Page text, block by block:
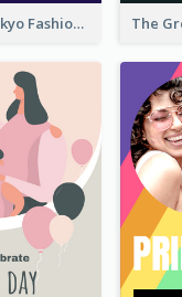
Neon Stylish Tokyo Fashion Night Sale Instagram Design